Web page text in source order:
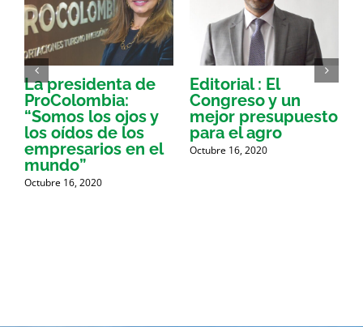
La presidenta de
ProColombia:
“Somos los ojos y
los oídos de los
empresarios en el
mundo”
Octubre 16, 2020
Editorial : El
Congreso y un
mejor presupuesto
para el agro
Octubre 16, 2020